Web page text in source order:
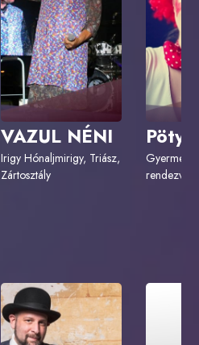
VAZUL NÉNI
Irigy Hónaljmirigy, Triász,
Zártosztály
Pötyi